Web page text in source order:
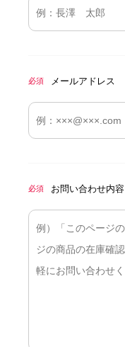
必須 メールアドレス
必須 お問い合わせ内容